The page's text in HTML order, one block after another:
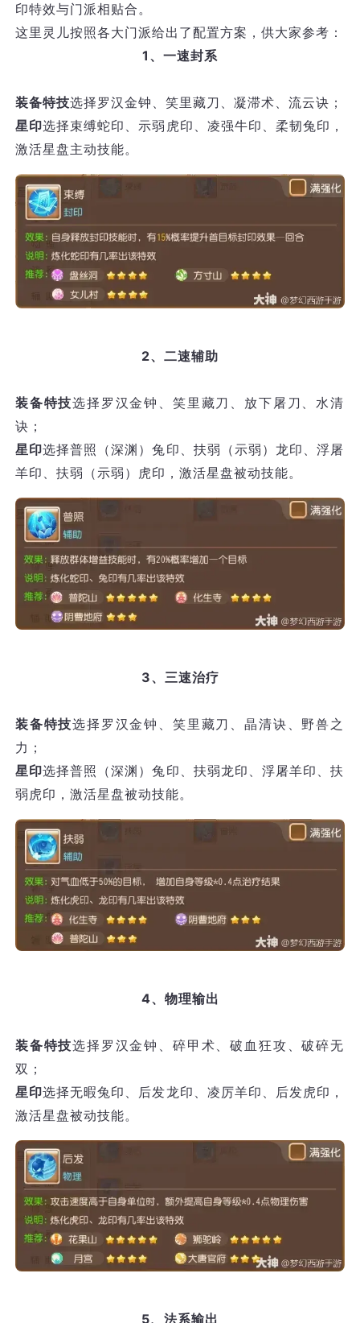
印特效与门派相贴合。
这里灵儿按照各大门派给出了配置方案，供大家参考：
1、一速封系
装备特技选择罗汉金钟、笑里藏刀、凝滞术、流云诀；
星印选择束缚蛇印、示弱虎印、凌强牛印、柔韧兔印，
激活星盘主动技能。
2、二速辅助
装备特技选择罗汉金钟、笑里藏刀、放下屠刀、水清
诀；
星印选择普照（深渊）兔印、扶弱（示弱）龙印、浮屠
羊印、扶弱（示弱）虎印，激活星盘被动技能。
3、三速治疗
装备特技选择罗汉金钟、笑里藏刀、晶清诀、野兽之
力；
星印选择普照（深渊）兔印、扶弱龙印、浮屠羊印、扶
弱虎印，激活星盘被动技能。
4、物理输出
装备特技选择罗汉金钟、碎甲术、破血狂攻、破碎无
双；
星印选择无暇兔印、后发龙印、凌厉羊印、后发虎印，
激活星盘被动技能。
5、法系输出